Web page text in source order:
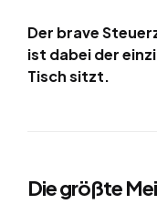
Der brave
ist dabei der
Tisch sitzt.
Die größte